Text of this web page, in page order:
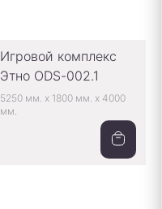
Игровой комплекс
Этно ODS-002.1
5250 мм. x 1800 мм. x 4000
мм.